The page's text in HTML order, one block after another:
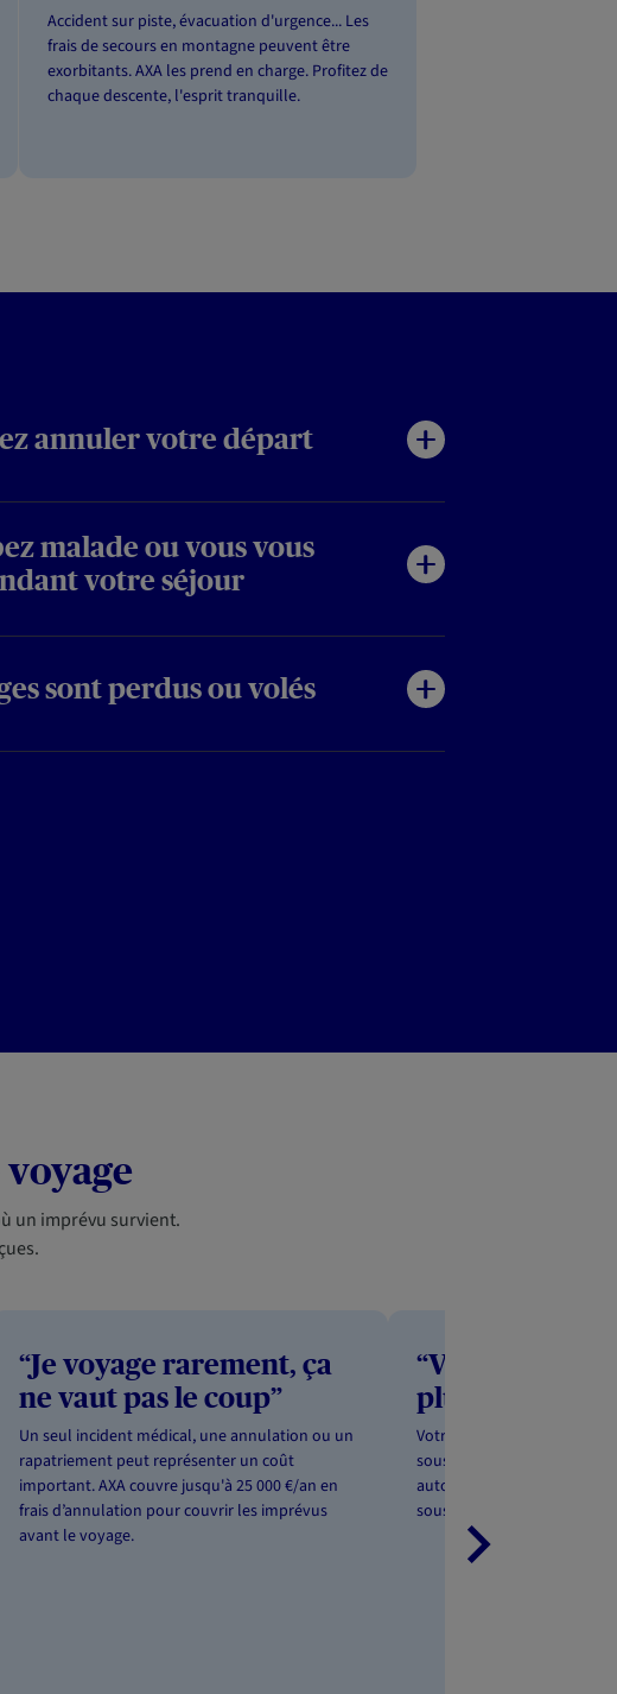
Accident sur piste, évacuation d'urgence... Les
frais de secours en montagne peuvent être
exorbitants. AXA les prend en charge. Profitez de
chaque descente, l'esprit tranquille.
annuler votre départ
malade ou vous vous
votre séjour
sont perdus ou volés
un imprévu survient.
“Je voyage rarement, ça
ne vaut pas le coup”
Un seul incident médical, une annulation ou un
rapatriement peut représenter un coût
important. AXA couvre jusqu'à 25 000 €/an en
frais d’annulation pour couvrir les imprévus
avant le voyage.
“Voyager en
plus cher à
Votre conjoint et vos
sous le même toit sont
automatiquement avec
souscription protège toute